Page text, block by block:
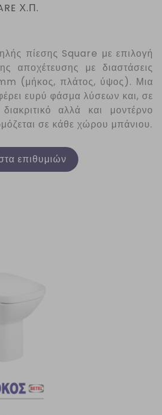
Χ.Π.
πίεσης Square με επιλογή
αποχέτευσης με διαστάσεις
(μήκος, πλάτος, ύψος). Μια
ευρύ φάσμα λύσεων και, σε
αλλά και μοντέρνο
σε κάθε χώρου μπάνιου.
επιθυμιών